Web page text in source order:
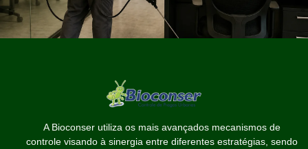
A Bioconser utiliza os mais avançados mecanismos de
controle visando à sinergia entre diferentes estratégias, sendo